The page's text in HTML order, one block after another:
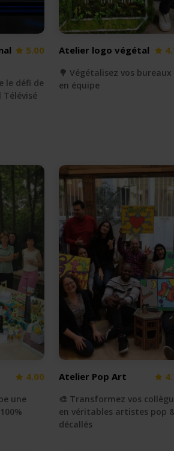
5.00
le défi de
Atelier logo végétal
🌳 Végétalisez vos bureaux
en équipe
4.00
une
Atelier Pop Art
🎨 Transformez vos
en véritables artistes pop
décallés